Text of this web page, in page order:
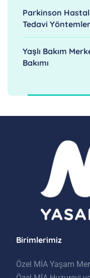
Parkinson
Tedavi
Yaşlı Bakım
Bakımı
Birimlerimiz
Özel MİA Yaşam